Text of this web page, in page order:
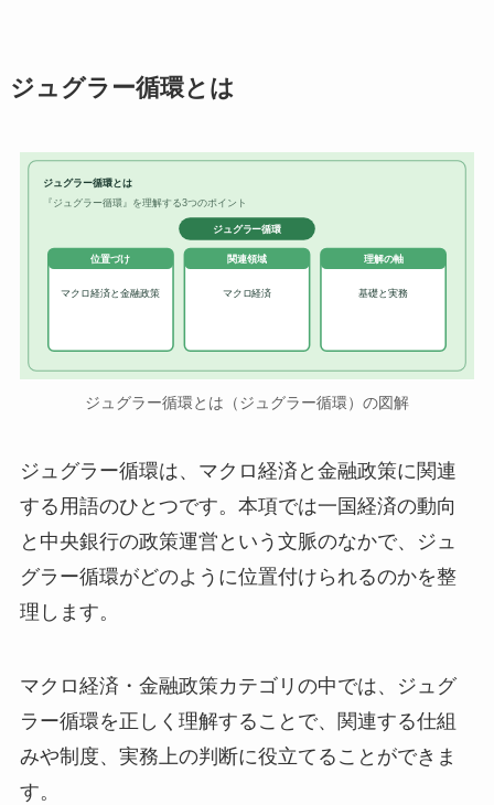
ジュグラー循環とは
ジュグラー循環とは
『ジュグラー循環』を理解する3つのポイント
ジュグラー循環
位置づけ
マクロ経済と金融政策
関連領域
マクロ経済
理解の軸
基礎と実務
ジュグラー循環とは（ジュグラー循環）の図解
ジュグラー循環は、マクロ経済と金融政策に関連
する用語のひとつです。本項では一国経済の動向
と中央銀行の政策運営という文脈のなかで、ジュ
グラー循環がどのように位置付けられるのかを整
理します。
マクロ経済・金融政策カテゴリの中では、ジュグ
ラー循環を正しく理解することで、関連する仕組
みや制度、実務上の判断に役立てることができま
す。